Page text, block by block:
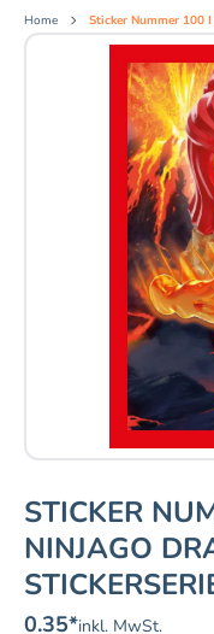
Home Sticker Nummer 100
STICKER
NINJAGO
0.35*inkl. MwSt.